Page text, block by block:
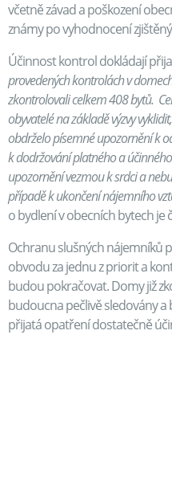
včetně závad a poškození
známy po vyhodnocení
Účinnost kontrol dokládají
provedených kontrolách v
zkontrolovali celkem 408 bytů.
obyvatelé na základě výzvy
obdrželopísemné upozornění k
k dodržování platného a
upozornění vezmou k srdci a
případě k ukončení nájemního
o bydlení v obecních bytech je
Ochranu slušných nájemníků
obvodu za jednu z priorit a
budou pokračovat. Domy již
budoucna pečlivě sledovány
přijatá opatření dostatečně